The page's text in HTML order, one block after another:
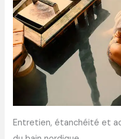
Entretien, étanchéité et